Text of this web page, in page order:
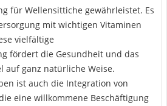
für Wellensittiche gewährleistet. Es
mit wichtigen Vitaminen
vielfältige
fördert die Gesundheit und das
auf ganz natürliche Weise.
ist auch die Integration von
eine willkommene Beschäftigung